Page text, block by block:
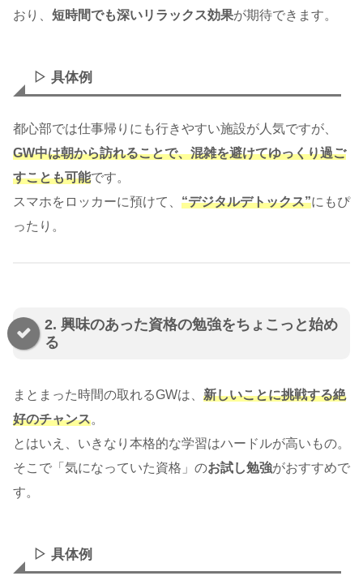
おり、 短時間でも深いリラックス効果が期待できます。
▷ 具体例
都心部では仕事帰りにも行きやすい施設が人気ですが、
GW中は朝から訪れることで、混雑を避けてゆっくり過ご
すことも可能です。
スマホをロッカーに預けて、 “デジタルデトックス”にもぴ
ったり。
2. 興味のあった資格の勉強をちょこっと始め
る
まとまった時間の取れるGWは、 新しいことに挑戦する絶
好のチャンス。
とはいえ、いきなり本格的な学習はハードルが高いもの。
そこで「気になっていた資格」のお試し勉強がおすすめで
す。
▷ 具体例